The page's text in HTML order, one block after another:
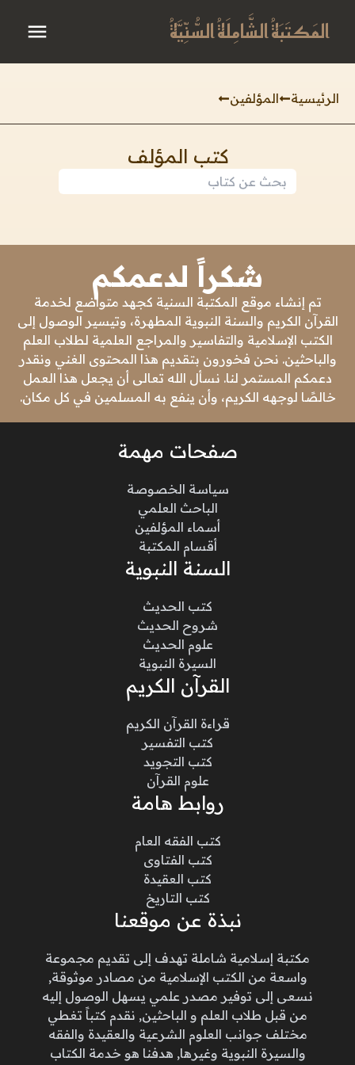
المَكتَبَةُ الشَّامِلَةُ السُّنِّيَّةُ
الرئيسية المؤلفين
كتب المؤلف
شكراً لدعمكم
تم إنشاء موقع المكتبة السنية كجهد متواضع لخدمة
القرآن الكريم والسنة النبوية المطهرة، وتيسير الوصول إلى
الكتب الإسلامية والتفاسير والمراجع العلمية لطلاب العلم
والباحثين. نحن فخورون بتقديم هذا المحتوى الغني ونقدر
دعمكم المستمر لنا. نسأل الله تعالى أن يجعل هذا العمل
خالصًا لوجهه الكريم، وأن ينفع به المسلمين في كل مكان.
صفحات مهمة
سياسة الخصوصة
الباحث العلمي
أسماء المؤلفين
أقسام المكتبة
السنة النبوية
كتب الحديث
شروح الحديث
علوم الحديث
السيرة النبوية
القرآن الكريم
قراءة القرآن الكريم
كتب التفسير
كتب التجويد
علوم القرآن
روابط هامة
كتب الفقه العام
كتب الفتاوى
كتب العقيدة
كتب التاريخ
نبذة عن موقعنا
مكتبة إسلامية شاملة تهدف إلى تقديم مجموعة
واسعة من الكتب الإسلامية من مصادر موثوقة,
نسعى إلى توفير مصدر علمي يسهل الوصول إليه
من قبل طلاب العلم و الباحثين, نقدم كتباً تغطي
مختلف جوانب العلوم الشرعية والعقيدة والفقه
والسيرة النبوية وغيرها, هدفنا هو خدمة الكتاب